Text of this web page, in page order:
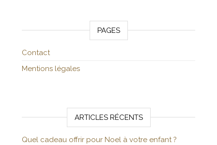
PAGES
Contact
Mentions légales
ARTICLES RÉCENTS
Quel cadeau offrir pour Noel à votre enfant ?